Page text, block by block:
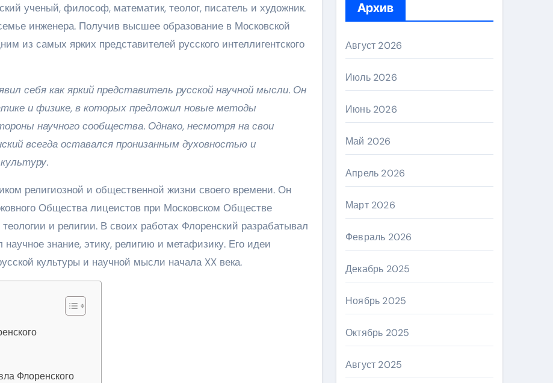
ученый, философ, математик, теолог, писатель и художник.
инженера. Получив высшее образование в Московской
из самых ярких представителей русского интеллигентского
себя как яркий представитель русской научной мысли. Он
и физике, в которых предложил новые методы
научного сообщества. Однако, несмотря на свои
всегда оставался пронизанным духовностью и
религиозной и общественной жизни своего времени. Он
Общества лицеистов при Московском Обществе
и религии. В своих работах Флоренский разрабатывал
знание, этику, религию и метафизику. Его идеи
культуры и научной мысли начала XX века.
Флоренского
Архив
Август 2026
Июль 2026
Июнь 2026
Май 2026
Апрель 2026
Март 2026
Февраль 2026
Декабрь 2025
Ноябрь 2025
Октябрь 2025
Август 2025